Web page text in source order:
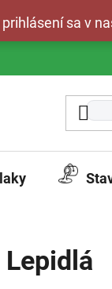
sa v
Lepidlá